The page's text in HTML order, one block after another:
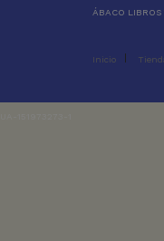
ÁBACO
Inicio